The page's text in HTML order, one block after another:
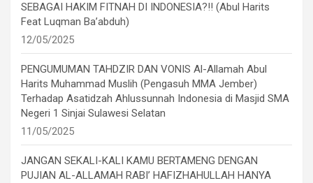
SEBAGAI HAKIM FITNAH DI INDONESIA?!! (Abul Harits
Feat Luqman Ba’abduh)
12/05/2025
PENGUMUMAN TAHDZIR DAN VONIS Al-Allamah Abul
Harits Muhammad Muslih (Pengasuh MMA Jember)
Terhadap Asatidzah Ahlussunnah Indonesia di Masjid SMA
Negeri 1 Sinjai Sulawesi Selatan
11/05/2025
JANGAN SEKALI-KALI KAMU BERTAMENG DENGAN
PUJIAN AL-ALLAMAH RABI’ HAFIZHAHULLAH HANYA